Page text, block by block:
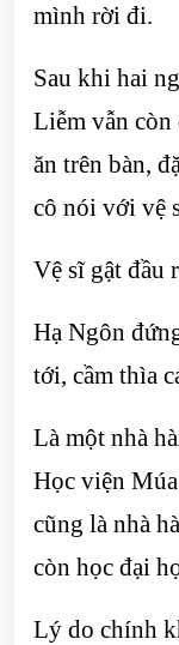
mình rời đi.
Sau khi hai
Liễm vẫn
ăn trên bàn,
cô nói với vệ
Vệ sĩ gật đầu
Hạ Ngôn
tới, cầm thìa
Là một nhà
Học viện
cũng là nhà
còn học đại
Lý do chính